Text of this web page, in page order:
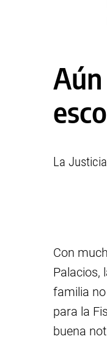
La
Con
Palacios,
familia
para la
buena